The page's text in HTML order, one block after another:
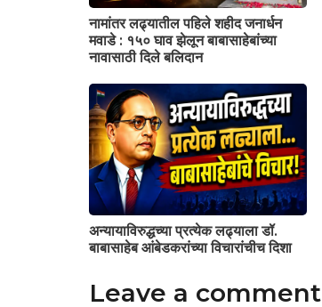
नामांतर लढ्यातील पहिले शहीद जनार्धन
मवाडे : १५० घाव झेलून बाबासाहेबांच्या
नावासाठी दिले बलिदान
अन्यायाविरुद्धच्या प्रत्येक लढ्याला डॉ.
बाबासाहेब आंबेडकरांच्या विचारांचीच दिशा
Leave a comment